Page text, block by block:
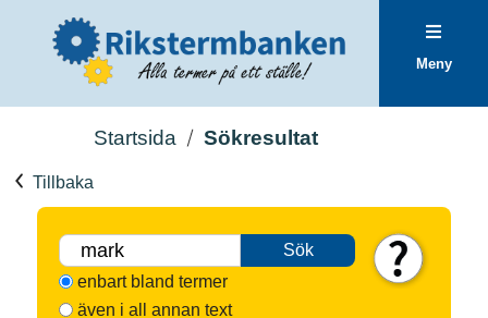
Meny
Startsida Sökresultat
Tillbaka
Sök
enbart bland termer
även i all annan text